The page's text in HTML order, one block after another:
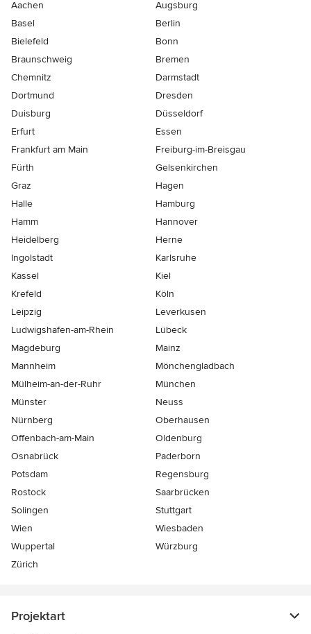
Aachen
Augsburg
Basel
Berlin
Bielefeld
Bonn
Braunschweig
Bremen
Chemnitz
Darmstadt
Dortmund
Dresden
Duisburg
Düsseldorf
Erfurt
Essen
Frankfurt am Main
Freiburg-im-Breisgau
Fürth
Gelsenkirchen
Graz
Hagen
Halle
Hamburg
Hamm
Hannover
Heidelberg
Herne
Ingolstadt
Karlsruhe
Kassel
Kiel
Krefeld
Köln
Leipzig
Leverkusen
Ludwigshafen-am-Rhein
Lübeck
Magdeburg
Mainz
Mannheim
Mönchen­gladbach
Mülheim-an-der-Ruhr
München
Münster
Neuss
Nürnberg
Oberhausen
Offenbach-am-Main
Oldenburg
Osnabrück
Paderborn
Potsdam
Regensburg
Rostock
Saarbrücken
Solingen
Stuttgart
Wien
Wiesbaden
Wuppertal
Würzburg
Zürich
Projektart